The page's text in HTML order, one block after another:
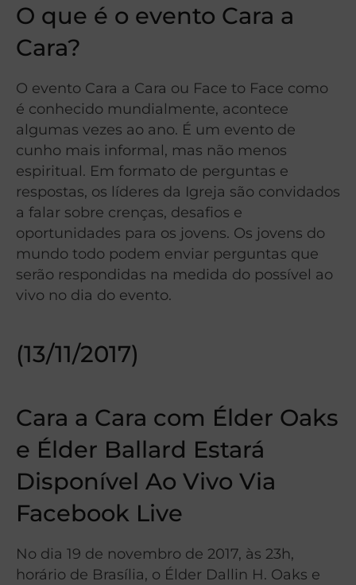
O que é o evento Cara a
Cara?
O evento Cara a Cara ou Face to Face como
é conhecido mundialmente, acontece
algumas vezes ao ano. É um evento de
cunho mais informal, mas não menos
espiritual. Em formato de perguntas e
respostas, os líderes da Igreja são convidados
a falar sobre crenças, desafios e
oportunidades para os jovens. Os jovens do
mundo todo podem enviar perguntas que
serão respondidas na medida do possível ao
vivo no dia do evento.
(13/11/2017)
Cara a Cara com Élder Oaks
e Élder Ballard Estará
Disponível Ao Vivo Via
Facebook Live
No dia 19 de novembro de 2017, às 23h,
horário de Brasília, o Élder Dallin H. Oaks e